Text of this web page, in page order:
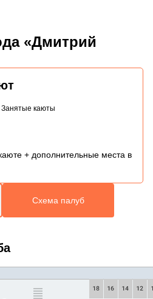
«Дмитрий
Занятые каюты
+ дополнительные места в
Схема палуб